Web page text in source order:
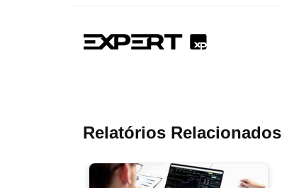
Relatórios Relacionados